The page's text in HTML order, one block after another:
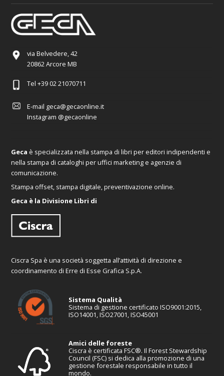
via Belvedere, 42
20862 Arcore MB
Tel +39 02 21070711
E-mail geca@gecaonline.it
Instagram @gecaonline
Geca è specializzata nella stampa di libri per editori indipendenti e
nella stampa di cataloghi per uffici marketing e agenzie di
comunicazione.
Stampa offset, stampa digitale, preventivazione online.
Geca è la Divisione Libri di
Ciscra Spa è una società soggetta all’attività di direzione e
coordinamento di Erre di Esse Grafica S.p.A.
Sistema Qualità
Sistema di gestione certificato ISO9001:2015,
ISO14001, ISO27001, ISO45001
Amici delle foreste
Ciscra è certificata FSC®. Il Forest Stewardship
Council (FSC) si dedica alla promozione di una
gestione forestale responsabile in tutto il
mondo.